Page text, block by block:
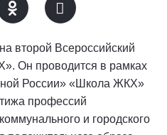
второй Всероссийский
Он проводится в рамках
России» «Школа ЖКХ»
профессий
и городского